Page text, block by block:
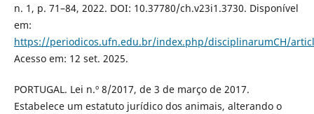
n. 1, p. 71–84, 2022. DOI: 10.37780/ch.v23i1.3730. Disponível
em:
https://periodicos.ufn.edu.br/index.php/disciplinarumCH/
Acesso em: 12 set. 2025.
PORTUGAL. Lei n.º 8/2017, de 3 de março de 2017.
Estabelece um estatuto jurídico dos animais, alterando o